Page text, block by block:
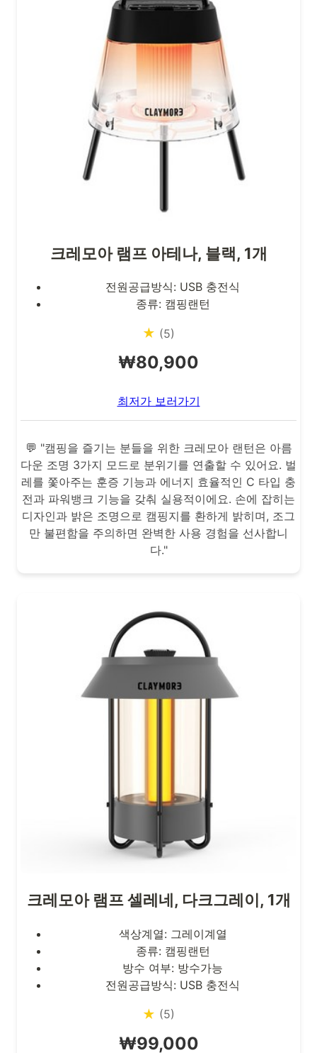
크레모아 램프 아테나, 블랙, 1개
전원공급방식: USB 충전식
종류: 캠핑랜턴
★ (5)
₩80,900
최저가 보러가기
💬 "캠핑을 즐기는 분들을 위한 크레모아 랜턴은 아름
다운 조명 3가지 모드로 분위기를 연출할 수 있어요. 벌
레를 쫓아주는 훈증 기능과 에너지 효율적인 C 타입 충
전과 파워뱅크 기능을 갖춰 실용적이에요. 손에 잡히는
디자인과 밝은 조명으로 캠핑지를 환하게 밝히며, 조그
만 불편함을 주의하면 완벽한 사용 경험을 선사합니
다."
크레모아 램프 셀레네, 다크그레이, 1개
색상계열: 그레이계열
종류: 캠핑랜턴
방수 여부: 방수가능
전원공급방식: USB 충전식
★ (5)
₩99,000